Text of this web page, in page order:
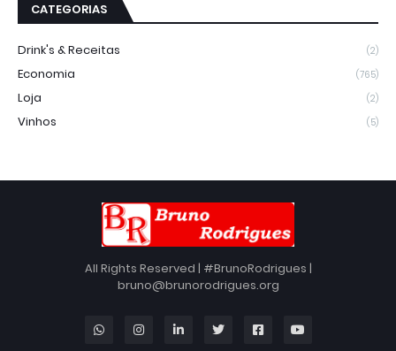
CATEGORIAS
Drink's & Receitas (2)
Economia (765)
Loja (2)
Vinhos (5)
All Rights Reserved | #BrunoRodrigues |
bruno@brunorodrigues.org